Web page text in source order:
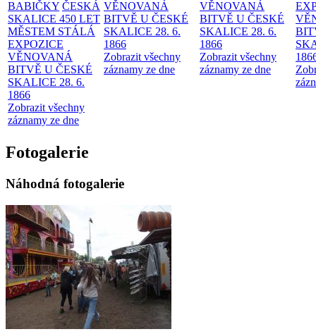
BABIČKY ČESKÁ
SKALICE 450 LET
MĚSTEM STÁLÁ
EXPOZICE
VĚNOVANÁ
BITVĚ U ČESKÉ
SKALICE 28. 6.
1866
Zobrazit všechny
záznamy ze dne
VĚNOVANÁ
BITVĚ U ČESKÉ
SKALICE 28. 6.
1866
Zobrazit všechny
záznamy ze dne
VĚNOVANÁ
BITVĚ U ČESKÉ
SKALICE 28. 6.
1866
Zobrazit všechny
záznamy ze dne
Fotogalerie
Náhodná fotogalerie